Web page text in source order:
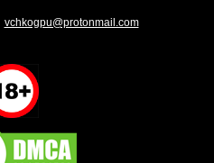
vchkogpu@protonmail.com